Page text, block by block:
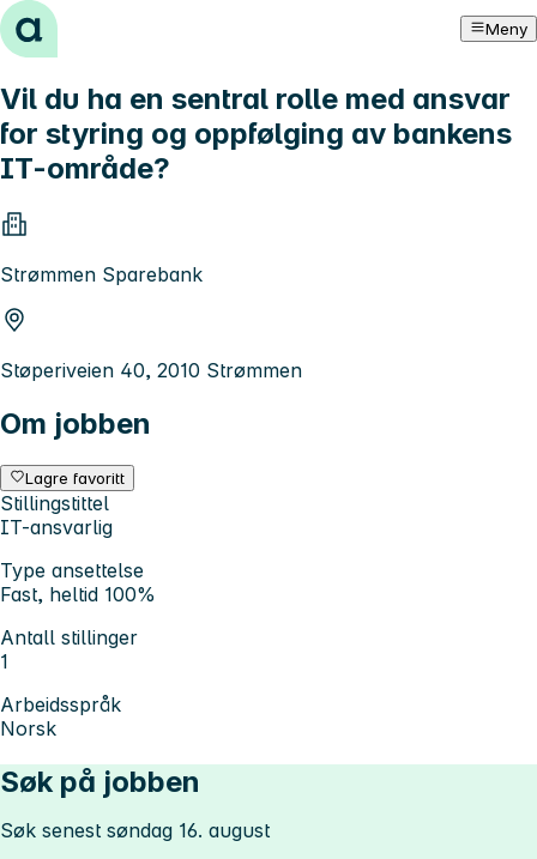
Hopp til innhold Meny
Vil du ha en sentral rolle med ansvar
for styring og oppfølging av bankens
IT-område?
Strømmen Sparebank
Støperiveien 40, 2010 Strømmen
Om jobben
Lagre favoritt
Stillingstittel
IT-ansvarlig
Type ansettelse
Fast, heltid 100%
Antall stillinger
1
Arbeidsspråk
Norsk
Søk på jobben
Søk senest søndag 16. august